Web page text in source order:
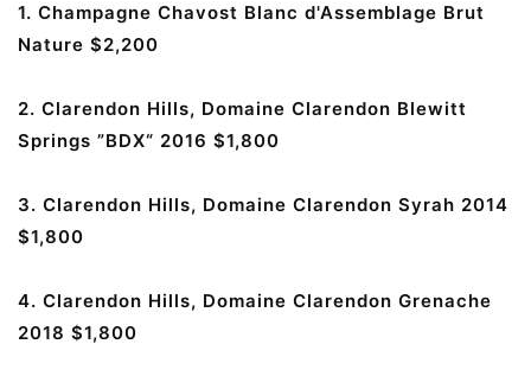
1. Champagne Chavost Blanc d'Assemblage Brut
Nature $2,200
2. Clarendon Hills, Domaine Clarendon Blewitt
Springs ”BDX“ 2016 $1,800
3. Clarendon Hills, Domaine Clarendon Syrah 2014
$1,800
4. Clarendon Hills, Domaine Clarendon Grenache
2018 $1,800